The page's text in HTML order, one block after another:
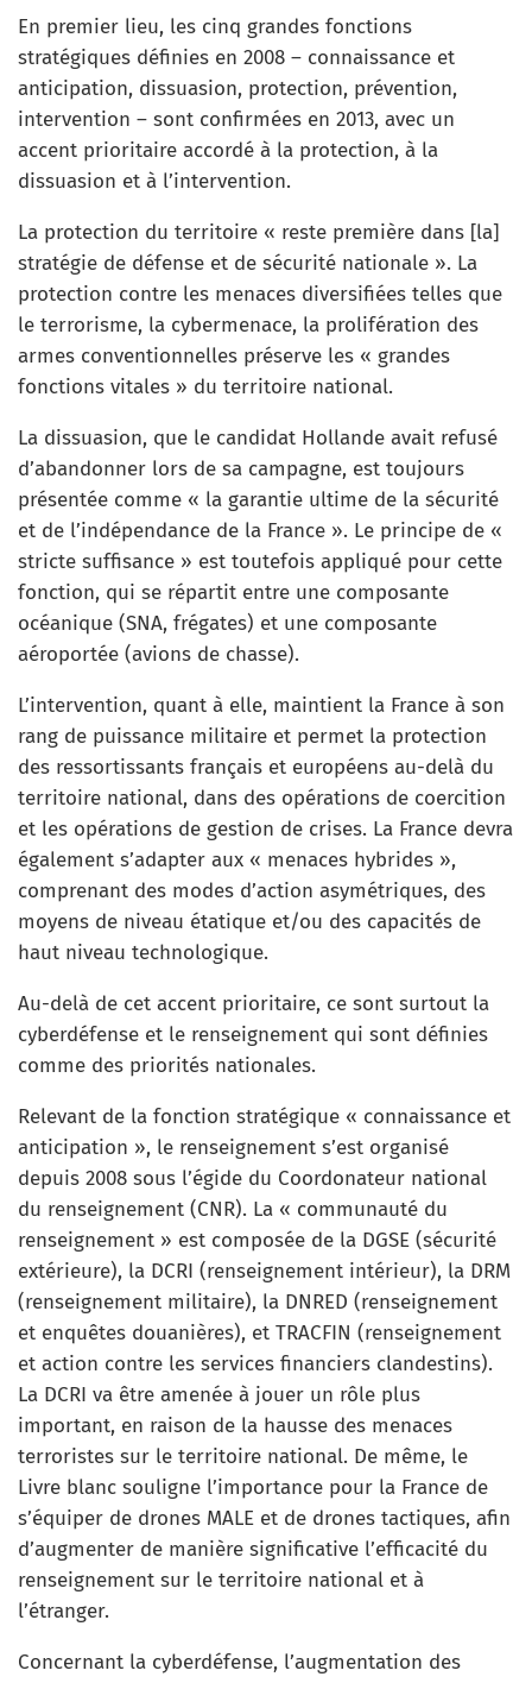
En premier lieu, les cinq grandes fonctions
stratégiques définies en 2008 – connaissance et
anticipation, dissuasion, protection, prévention,
intervention – sont confirmées en 2013, avec un
accent prioritaire accordé à la protection, à la
dissuasion et à l’intervention.
La protection du territoire « reste première dans [la]
stratégie de défense et de sécurité nationale ». La
protection contre les menaces diversifiées telles que
le terrorisme, la cybermenace, la prolifération des
armes conventionnelles préserve les « grandes
fonctions vitales » du territoire national.
La dissuasion, que le candidat Hollande avait refusé
d’abandonner lors de sa campagne, est toujours
présentée comme « la garantie ultime de la sécurité
et de l’indépendance de la France ». Le principe de «
stricte suffisance » est toutefois appliqué pour cette
fonction, qui se répartit entre une composante
océanique (SNA, frégates) et une composante
aéroportée (avions de chasse).
L’intervention, quant à elle, maintient la France à son
rang de puissance militaire et permet la protection
des ressortissants français et européens au-delà du
territoire national, dans des opérations de coercition
et les opérations de gestion de crises. La France devra
également s’adapter aux « menaces hybrides »,
comprenant des modes d’action asymétriques, des
moyens de niveau étatique et/ou des capacités de
haut niveau technologique.
Au-delà de cet accent prioritaire, ce sont surtout la
cyberdéfense et le renseignement qui sont définies
comme des priorités nationales.
Relevant de la fonction stratégique « connaissance et
anticipation », le renseignement s’est organisé
depuis 2008 sous l’égide du Coordonateur national
du renseignement (CNR). La « communauté du
renseignement » est composée de la DGSE (sécurité
extérieure), la DCRI (renseignement intérieur), la DRM
(renseignement militaire), la DNRED (renseignement
et enquêtes douanières), et TRACFIN (renseignement
et action contre les services financiers clandestins).
La DCRI va être amenée à jouer un rôle plus
important, en raison de la hausse des menaces
terroristes sur le territoire national. De même, le
Livre blanc souligne l’importance pour la France de
s’équiper de drones MALE et de drones tactiques, afin
d’augmenter de manière significative l’efficacité du
renseignement sur le territoire national et à
l’étranger.
Concernant la cyberdéfense, l’augmentation des